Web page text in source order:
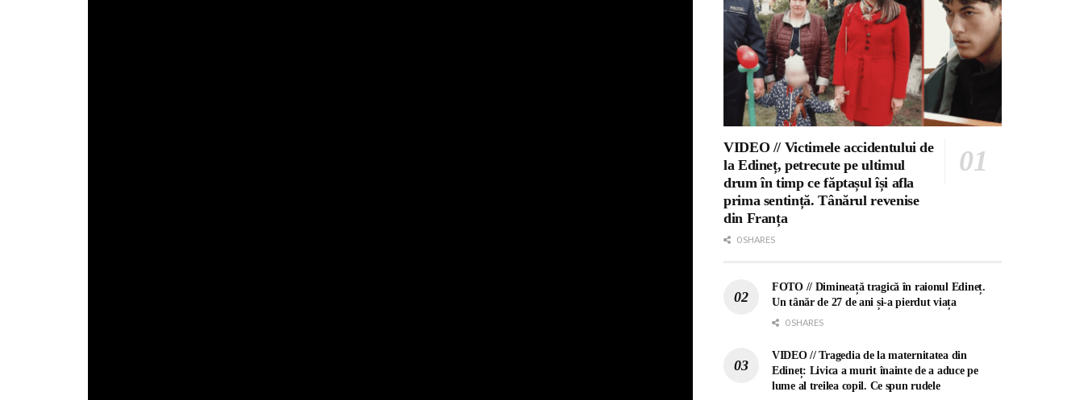
VIDEO // Victimele accidentului de
la Edineț, petrecute pe ultimul
drum în timp ce făptașul își afla
prima sentință. Tânărul revenise
din Franța
0 SHARES
FOTO // Dimineață tragică în raionul Edineț.
Un tânăr de 27 de ani și-a pierdut viața
0 SHARES
VIDEO // Tragedia de la maternitatea din
Edineț: Livica a murit înainte de a aduce pe
lume al treilea copil. Ce spun rudele